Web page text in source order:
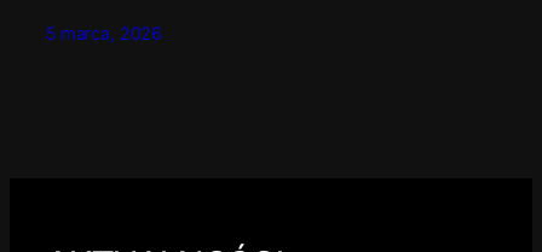
5 marca, 2026